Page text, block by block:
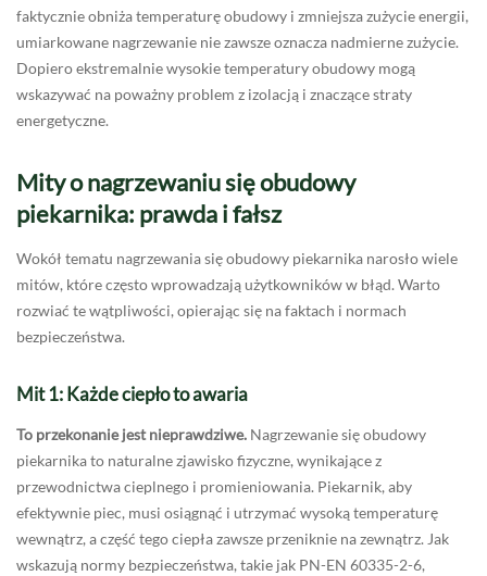
faktycznie obniża temperaturę obudowy i zmniejsza zużycie energii,
umiarkowane nagrzewanie nie zawsze oznacza nadmierne zużycie.
Dopiero ekstremalnie wysokie temperatury obudowy mogą
wskazywać na poważny problem z izolacją i znaczące straty
energetyczne.
Mity o nagrzewaniu się obudowy
piekarnika: prawda i fałsz
Wokół tematu nagrzewania się obudowy piekarnika narosło wiele
mitów, które często wprowadzają użytkowników w błąd. Warto
rozwiać te wątpliwości, opierając się na faktach i normach
bezpieczeństwa.
Mit 1: Każde ciepło to awaria
To przekonanie jest nieprawdziwe. Nagrzewanie się obudowy
piekarnika to naturalne zjawisko fizyczne, wynikające z
przewodnictwa cieplnego i promieniowania. Piekarnik, aby
efektywnie piec, musi osiągnąć i utrzymać wysoką temperaturę
wewnątrz, a część tego ciepła zawsze przeniknie na zewnątrz. Jak
wskazują normy bezpieczeństwa, takie jak PN-EN 60335-2-6,